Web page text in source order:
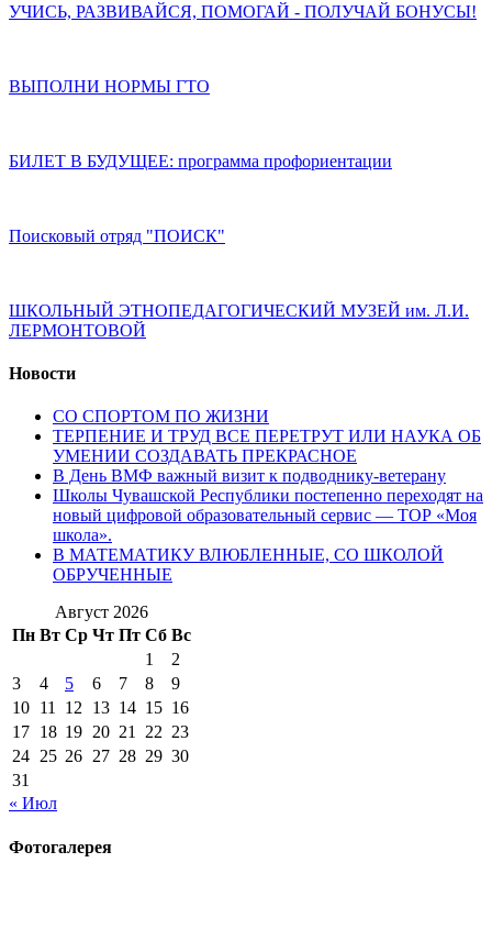
УЧИСЬ, РАЗВИВАЙСЯ, ПОМОГАЙ - ПОЛУЧАЙ БОНУСЫ!
ВЫПОЛНИ НОРМЫ ГТО
БИЛЕТ В БУДУЩЕЕ: программа профориентации
Поисковый отряд "ПОИСК"
ШКОЛЬНЫЙ ЭТНОПЕДАГОГИЧЕСКИЙ МУЗЕЙ им. Л.И.
ЛЕРМОНТОВОЙ
Новости
СО СПОРТОМ ПО ЖИЗНИ
ТЕРПЕНИЕ И ТРУД ВСЕ ПЕРЕТРУТ ИЛИ НАУКА ОБ
УМЕНИИ СОЗДАВАТЬ ПРЕКРАСНОЕ
В День ВМФ важный визит к подводнику-ветерану
Школы Чувашской Республики постепенно переходят на
новый цифровой образовательный сервис — ТОР «Моя
школа».
В МАТЕМАТИКУ ВЛЮБЛЕННЫЕ, СО ШКОЛОЙ
ОБРУЧЕННЫЕ
Август 2026
Пн Вт Ср Чт Пт Сб Вс
1
2
3
4 5 6 7 8
9
10 11 12 13 14 15 16
17 18 19 20 21 22 23
24 25 26 27 28 29 30
31
« Июл
Фотогалерея